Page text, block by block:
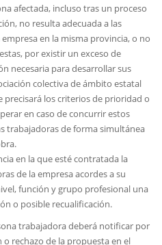
afectada, incluso tras un proceso
no resulta adecuada a las
en la misma provincia, o no
por existir un exceso de
necesaria para desarrollar sus
colectiva de ámbito estatal
los criterios de prioridad o
en caso de concurrir estos
trabajadoras de forma simultánea
en la que esté contratada la
de la empresa acordes a su
función y grupo profesional una
o posible recualificación.
trabajadora deberá notificar por
rechazo de la propuesta en el